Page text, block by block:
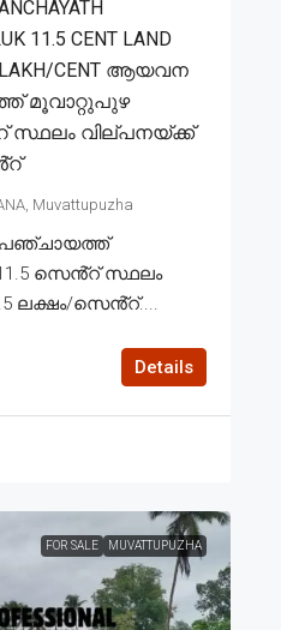
11.5 CENT LAND
LAKH/CENT ആയവന
മൂവാറ്റുപുഴ
സ്ഥലം വില്പനയ്ക്ക്
Muvattupuzha
സെൻ്റ് സ്ഥലം
ലക്ഷം/സെൻ്റ്....
Details
FOR SALE MUVATTUPUZHA